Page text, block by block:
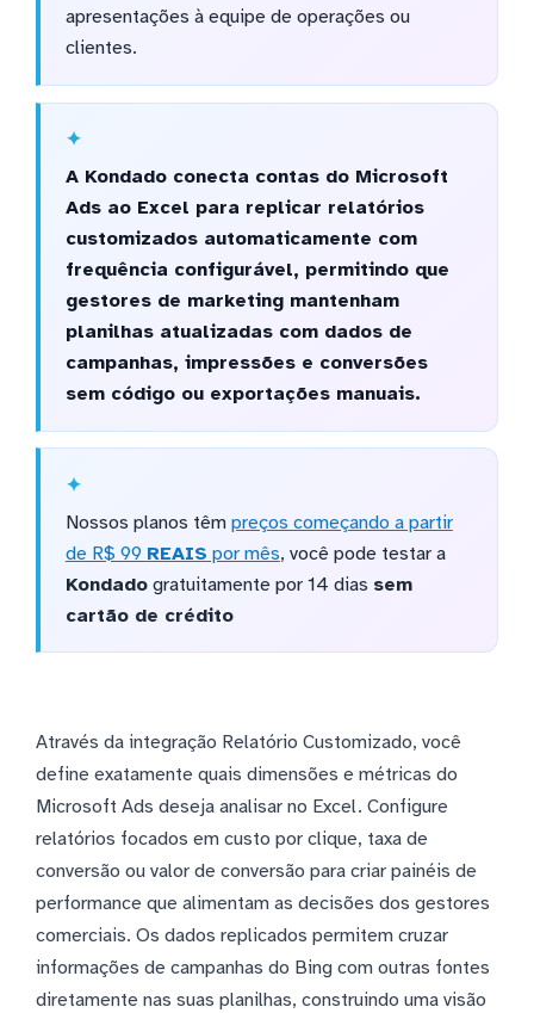
apresentações à equipe de operações ou
clientes.
A Kondado conecta contas do Microsoft
Ads ao Excel para replicar relatórios
customizados automaticamente com
frequência configurável, permitindo que
gestores de marketing mantenham
planilhas atualizadas com dados de
campanhas, impressões e conversões
sem código ou exportações manuais.
Nossos planos têm preços começando a partir
de R$ 99 REAIS por mês, você pode testar a
Kondadogratuitamente por 14 dias sem
cartão de crédito
Através da integração Relatório Customizado, você
define exatamente quais dimensões e métricas do
Microsoft Ads deseja analisar no Excel. Configure
relatórios focados em custo por clique, taxa de
conversão ou valor de conversão para criar painéis de
performance que alimentam as decisões dos gestores
comerciais. Os dados replicados permitem cruzar
informações de campanhas do Bing com outras fontes
diretamente nas suas planilhas, construindo uma visão